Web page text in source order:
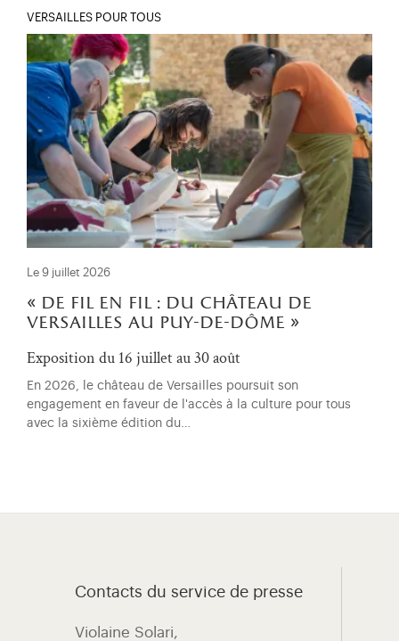
VERSAILLES POUR TOUS
Le 9 juillet 2026
« de fil en fil : du château de
versailles au puy-de-dôme »
Exposition du 16 juillet au 30 août
En 2026, le château de Versailles poursuit son
engagement en faveur de l'accès à la culture pour tous
avec la sixième édition du…
Contacts du service de presse
Violaine Solari, ​